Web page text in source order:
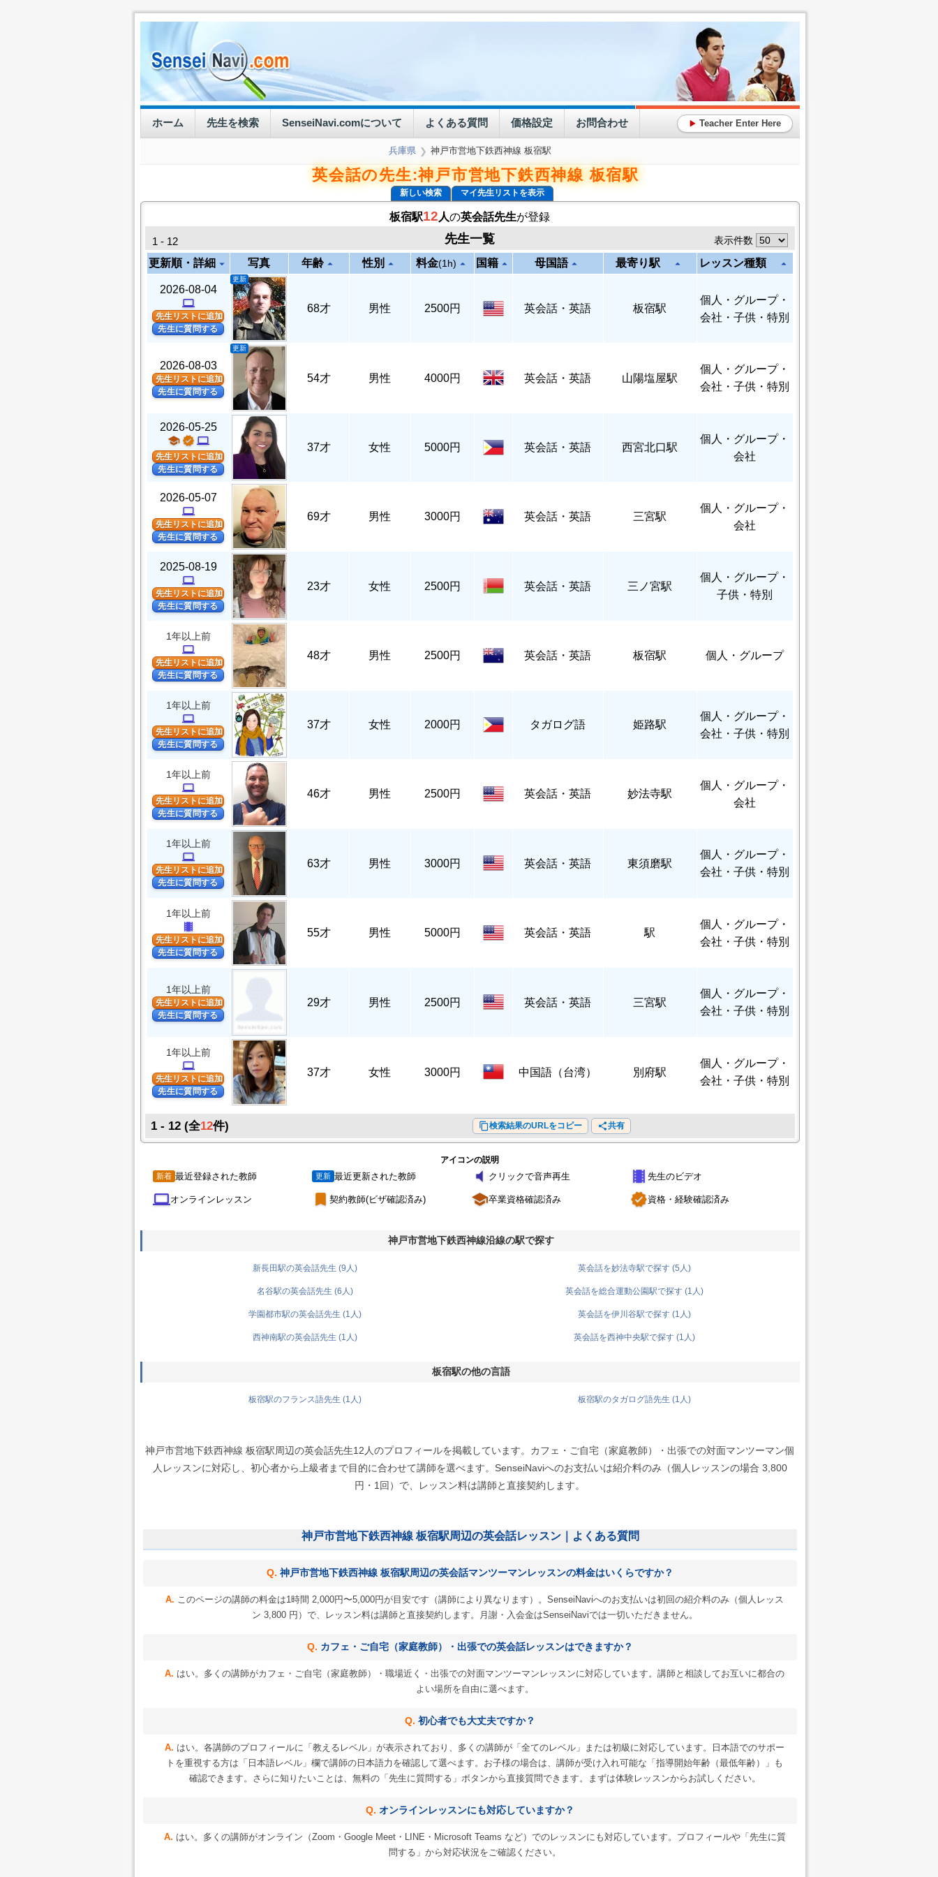
ホーム 先生を検索 SenseiNavi.comについて よくある質問 価格設定 お問合わせ ▶ Teacher Enter Here
兵庫県 ❯ 神戸市営地下鉄西神線 板宿駅
英会話の先生:神戸市営地下鉄西神線 板宿駅
新しい検索 マイ先生リストを表示
板宿駅12 人の英会話先生が登録
先生一覧
1 - 12 表示件数
更新順・詳細 arrow_drop_down 写真 年齢arrow_drop_up 性別 arrow_drop_up 料金(1h) arrow_drop_up 国籍arrow_drop_up 母国語arrow_drop_up 最寄り駅 arrow_drop_up レッスン種類 arrow_drop_up
2026-08-04
computer
先生リストに追加
先生に質問する
更新
68才 男性 2500円 英会話・英語 板宿駅
個人
・グループ・
会社・子供・特別
2026-08-03
先生リストに追加
先生に質問する
更新
54才 男性 4000円 英会話・英語 山陽塩屋駅
個人
・グループ・
会社・子供・特別
2026-05-25
school verified computer
先生リストに追加
先生に質問する
37才 女性 5000円 英会話・英語 西宮北口駅
個人
・グループ・
会社
2026-05-07
computer
先生リストに追加
先生に質問する
69才 男性 3000円 英会話・英語 三宮駅
個人
・グループ・
会社
2025-08-19
computer
先生リストに追加
先生に質問する
23才 女性 2500円 英会話・英語 三ノ宮駅
個人
・グループ・
子供・特別
1年以上前
computer
先生リストに追加
先生に質問する
48才 男性 2500円 英会話・英語 板宿駅 個人 ・グループ
1年以上前
computer
先生リストに追加
先生に質問する
37才 女性 2000円 タガログ語 姫路駅
個人
・グループ・
会社・子供・特別
1年以上前
computer
先生リストに追加
先生に質問する
46才 男性 2500円 英会話・英語 妙法寺駅
個人
・グループ・
会社
1年以上前
computer
先生リストに追加
先生に質問する
63才 男性 3000円 英会話・英語 東須磨駅
個人
・グループ・
会社・子供・特別
1年以上前
theaters
先生リストに追加
先生に質問する
55才 男性 5000円 英会話・英語 駅
個人
・グループ・
会社・子供・特別
1年以上前
先生リストに追加
先生に質問する
29才 男性 2500円 英会話・英語 三宮駅
個人
・グループ・
会社・子供・特別
1年以上前
computer
先生リストに追加
先生に質問する
37才 女性 3000円 中国語（台湾） 別府駅
個人
・グループ・
会社・子供・特別
1 - 12(全12件) content_copy検索結果のURLをコピー share共有
アイコンの説明
新着 最近登録された教師 更新 最近更新された教師 volume_mute クリックで音声再生 theaters 先生のビデオ
computerオンラインレッスン turned_in 契約教師(ビザ確認済み) school卒業資格確認済み verified資格・経験確認済み
神戸市営地下鉄西神線沿線の駅で探す
新長田駅の英会話先生 (9人) 英会話を妙法寺駅で探す (5人)
名谷駅の英会話先生 (6人) 英会話を総合運動公園駅で探す (1人)
学園都市駅の英会話先生 (1人) 英会話を伊川谷駅で探す (1人)
西神南駅の英会話先生 (1人) 英会話を西神中央駅で探す (1人)
板宿駅の他の言語
板宿駅のフランス語先生 (1人) 板宿駅のタガログ語先生 (1人)
神戸市営地下鉄西神線 板宿駅周辺の英会話先生12人のプロフィールを掲載しています。カフェ・ご自宅（家庭教師）・出張での対面マンツーマン個
人レッスンに対応し、初心者から上級者まで目的に合わせて講師を選べます。SenseiNaviへのお支払いは紹介料のみ（個人レッスンの場合 3,800
円・1回）で、レッスン料は講師と直接契約します。
神戸市営地下鉄西神線 板宿駅周辺の英会話レッスン｜よくある質問
神戸市営地下鉄西神線 板宿駅周辺の英会話マンツーマンレッスンの料金はいくらですか？
このページの講師の料金は1時間 2,000円〜5,000円が目安です（講師により異なります）。SenseiNaviへのお支払いは初回の紹介料のみ（個人レッス
ン 3,800 円）で、レッスン料は講師と直接契約します。月謝・入会金はSenseiNaviでは一切いただきません。
カフェ・ご自宅（家庭教師）・出張での英会話レッスンはできますか？
はい。多くの講師がカフェ・ご自宅（家庭教師）・職場近く・出張での対面マンツーマンレッスンに対応しています。講師と相談してお互いに都合の
よい場所を自由に選べます。
初心者でも大丈夫ですか？
はい。各講師のプロフィールに「教えるレベル」が表示されており、多くの講師が「全てのレベル」または初級に対応しています。日本語でのサポー
トを重視する方は「日本語レベル」欄で講師の日本語力を確認して選べます。お子様の場合は、講師が受け入れ可能な「指導開始年齢（最低年齢）」も
確認できます。さらに知りたいことは、無料の「先生に質問する」ボタンから直接質問できます。まずは体験レッスンからお試しください。
オンラインレッスンにも対応していますか？
はい。多くの講師がオンライン（Zoom・Google Meet・LINE・Microsoft Teams など）でのレッスンにも対応しています。プロフィールや「先生に質
問する」から対応状況をご確認ください。